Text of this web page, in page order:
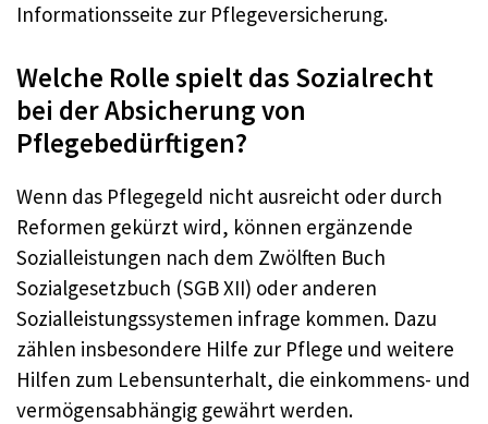
Informationsseite zur Pflegeversicherung.
Welche Rolle spielt das Sozialrecht
bei der Absicherung von
Pflegebedürftigen?
Wenn das Pflegegeld nicht ausreicht oder durch
Reformen gekürzt wird, können ergänzende
Sozialleistungen nach dem Zwölften Buch
Sozialgesetzbuch (SGB XII) oder anderen
Sozialleistungssystemen infrage kommen. Dazu
zählen insbesondere Hilfe zur Pflege und weitere
Hilfen zum Lebensunterhalt, die einkommens- und
vermögensabhängig gewährt werden.